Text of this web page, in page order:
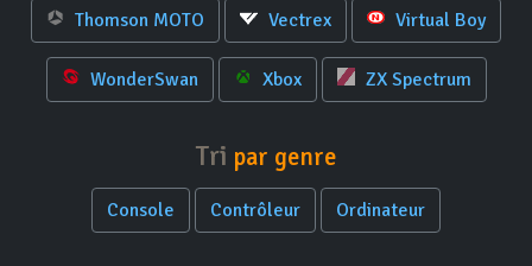
Thomson MOTO Vectrex Virtual Boy
WonderSwan Xbox ZX Spectrum
Tri par genre
Console Contrôleur Ordinateur